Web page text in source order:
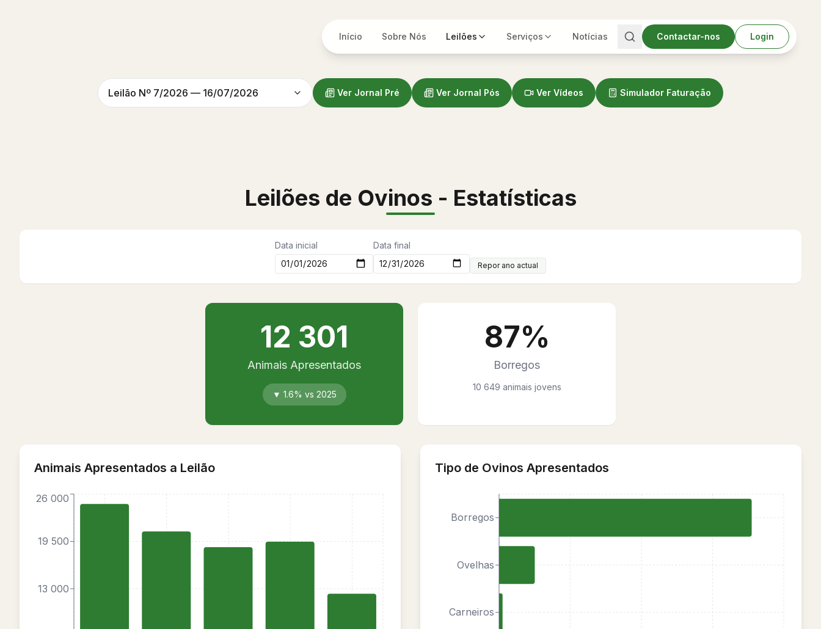
Início Sobre Nós Leilões Serviços Notícias Contactar-nos Login
Leilão Nº 7/2026 — 16/07/2026 Ver Jornal Pré Ver Jornal Pós Ver Vídeos Simulador Faturação
Leilões de Ovinos - Estatísticas
Data inicial Data final
Repor ano actual
12 301
Animais Apresentados
▼ 1.6% vs 2025
87%
Borregos
10 649 animais jovens
Animais Apresentados a Leilão
13 000
19 500
26 000
Tipo de Ovinos Apresentados
Borregos
Ovelhas
Carneiros